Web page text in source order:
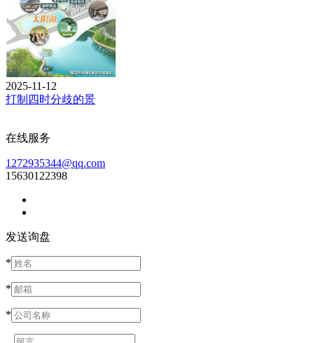
2025-11-12
打制四时分歧的景
在线服务
1272935344@qq.com
15630122398
发送询盘
*
*
*